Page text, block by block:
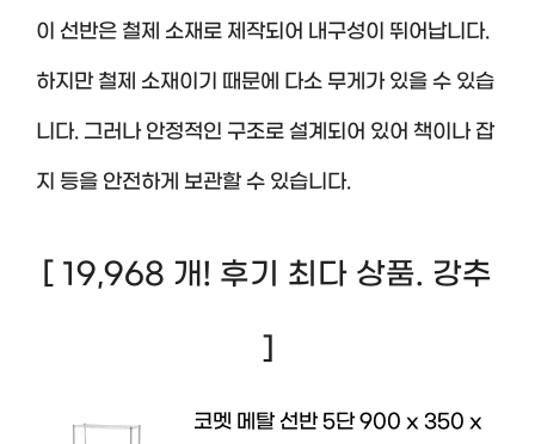
이 선반은 철제 소재로 제작되어 내구성이 뛰어납니다.
하지만 철제 소재이기 때문에 다소 무게가 있을 수 있습
니다. 그러나 안정적인 구조로 설계되어 있어 책이나 잡
지 등을 안전하게 보관할 수 있습니다.
[ 19,968 개! 후기 최다 상품. 강추
]
코멧 메탈 선반 5단 900 x 350 x